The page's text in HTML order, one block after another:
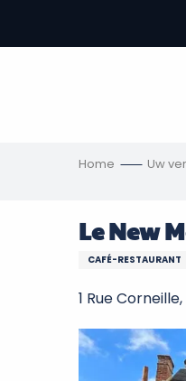
contenu
Home Uw
Le New
CAFÉ-RESTAURANT
1 Rue